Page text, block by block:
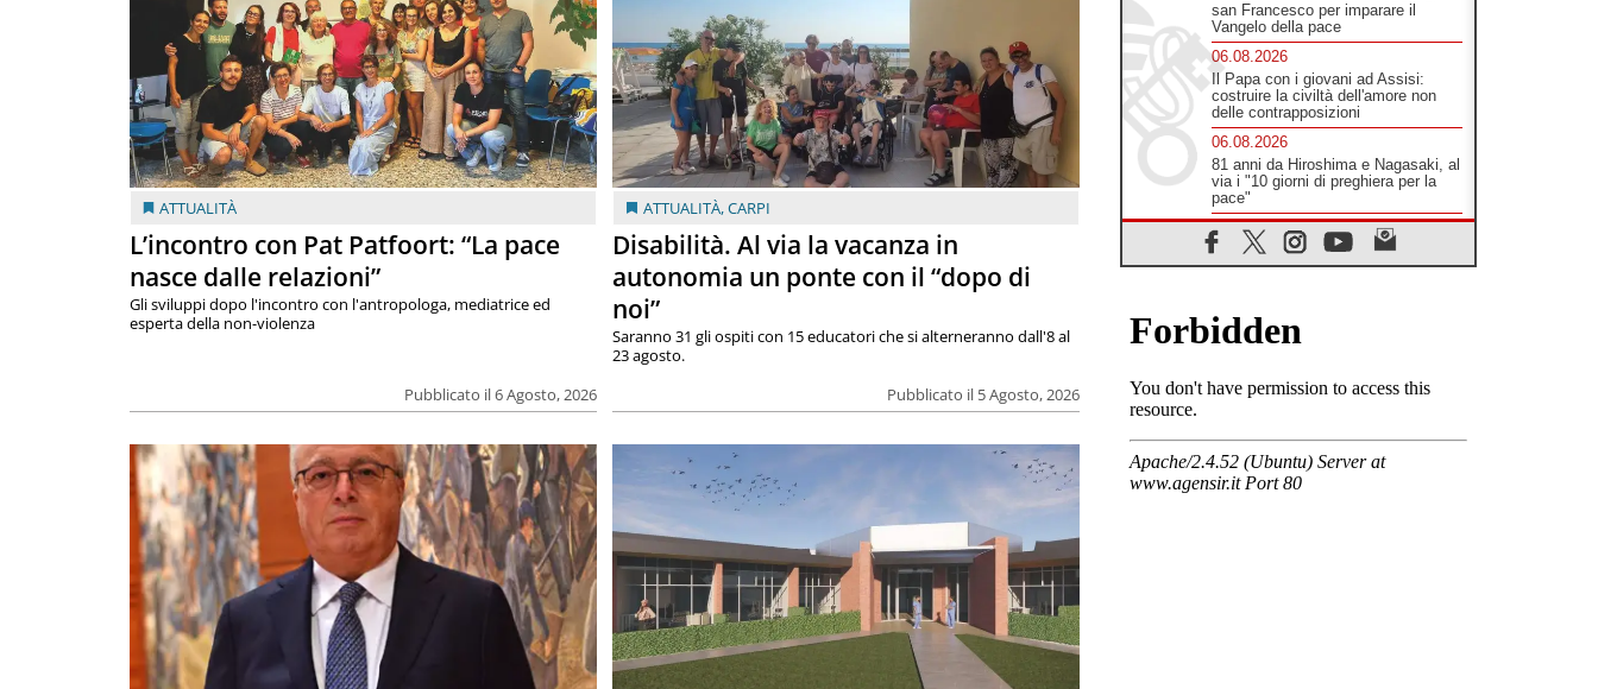
ATTUALITÀ
L’incontro con Pat Patfoort: “La pace
nasce dalle relazioni”
Pubblicato il 6 Agosto, 2026
Gli sviluppi dopo l'incontro con l'antropologa, mediatrice ed
esperta della non-violenza
ATTUALITÀ,CARPI
Disabilità. Al via la vacanza in
autonomia un ponte con il “dopo di
noi”
Pubblicato il 5 Agosto, 2026
Saranno 31 gli ospiti con 15 educatori che si alterneranno dall'8 al
23 agosto.
san Francesco per imparare il
Vangelo della pace
06.08.2026
Il Papa con i giovani ad Assisi:
costruire la civiltà dell'amore non
delle contrapposizioni
06.08.2026
81 anni da Hiroshima e Nagasaki, al
via i "10 giorni di preghiera per la
pace"
06.08.2026
Santa Maria degli Angeli, quando un
Santuario custodisce le origini
Libano, riprendono i colloqui di
Roma tra nuove tensioni e raid nel
06.08.2026
05.08.2026
Il cardinale Parolin in Messico:
essere presenti accanto a